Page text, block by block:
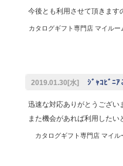
今後とも利用させて頂きます
カタログギフト専門店 マイル
2019.01.30[水] ｼﾞｬｺﾋﾞﾆ
迅速な対応ありがとうござい
また機会があれば利用したい
カタログギフト専門店 マイ